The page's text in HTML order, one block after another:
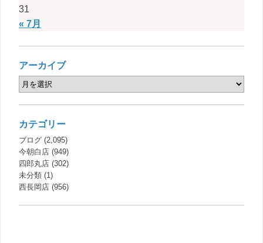
« 7月
31
アーカイブ
カテゴリー
ブログ (2,095)
今朝白店 (949)
四郎丸店 (302)
未分類 (1)
西長岡店 (956)